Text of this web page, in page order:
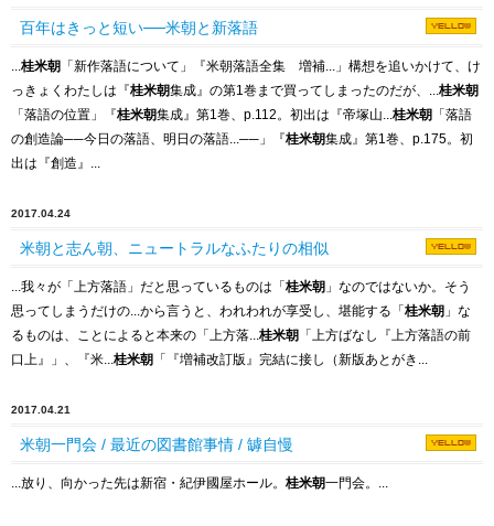
百年はきっと短い──米朝と新落語
桂米朝 「新作落語について」『米朝落語全集 増補...」構想を追いかけて、け
っきょくわたしは『桂米朝集成』の第1巻まで買ってしまったのだが、... 桂米朝
「落語の位置」『桂米朝集成』第1巻、p.112。初出は『帝塚山... 桂米朝 「落語
の創造論──今日の落語、明日の落語... ── 」『桂米朝集成』第1巻、p.175。初
出は『創造』...
2017.04.24
米朝と志ん朝、ニュートラルなふたりの相似
...我々が「上方落語」だと思っているものは「桂米朝 」なのではないか。そう
思ってしまうだけの...から言うと、われわれが享受し、堪能する「桂米朝 」な
るものは、ことによると本来の「上方落... 桂米朝 「上方ばなし『上方落語の前
口上』」、『米... 桂米朝 「『増補改訂版』完結に接し（新版あとがき...
2017.04.21
米朝一門会 / 最近の図書館事情 / 罅自慢
...放り、向かった先は新宿・紀伊國屋ホール。 桂米朝一門会。...